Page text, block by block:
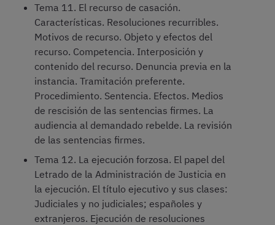
Tema 11. El recurso de casación.
Características. Resoluciones recurribles.
Motivos de recurso. Objeto y efectos del
recurso. Competencia. Interposición y
contenido del recurso. Denuncia previa en la
instancia. Tramitación preferente.
Procedimiento. Sentencia. Efectos. Medios
de rescisión de las sentencias firmes. La
audiencia al demandado rebelde. La revisión
de las sentencias firmes.
Tema 12. La ejecución forzosa. El papel del
Letrado de la Administración de Justicia en
la ejecución. El título ejecutivo y sus clases:
Judiciales y no judiciales; españoles y
extranjeros. Ejecución de resoluciones